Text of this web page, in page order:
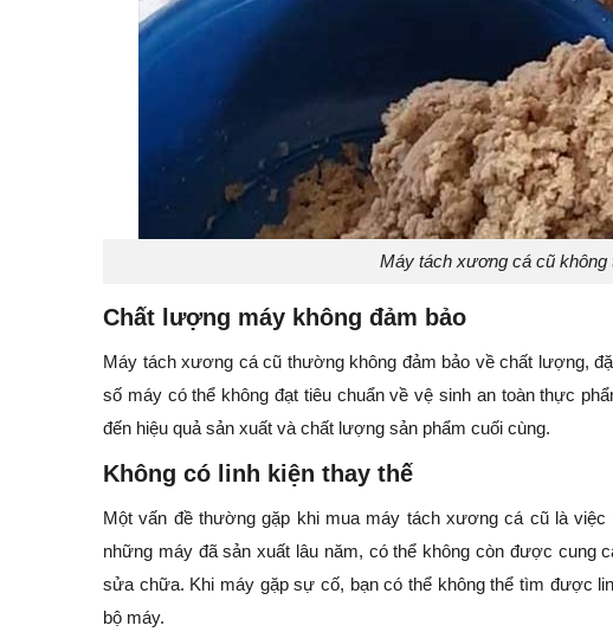
Máy tách xương cá cũ không
Chất lượng máy không đảm bảo
Máy tách xương cá cũ thường không đảm bảo về chất lượng,
số máy có thể không đạt tiêu chuẩn về vệ sinh an toàn thực
đến hiệu quả sản xuất và chất lượng sản phẩm cuối cùng.
Không có linh kiện thay thế
Một vấn đề thường gặp khi mua máy tách xương cá cũ là
những máy đã sản xuất lâu năm, có thể không còn được cung
sửa chữa. Khi máy gặp sự cố, bạn có thể không thể tìm được
bộ máy.